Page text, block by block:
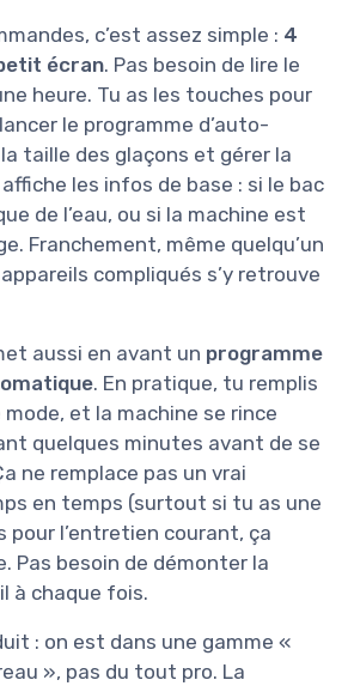
c’est assez simple : 4
écran. Pas besoin de lire le
heure. Tu as les touches pour
le programme d’auto-
taille des glaçons et gérer la
affiche les infos de base : si le bac
de l’eau, ou si la machine est
Franchement, même quelqu’un
appareils compliqués s’y retrouve
aussi en avant un programme
. En pratique, tu remplis
mode, et la machine se rince
quelques minutes avant de se
ne remplace pas un vrai
en temps (surtout si tu as une
pour l’entretien courant, ça
Pas besoin de démonter la
à chaque fois.
: on est dans une gamme «
», pas du tout pro. La